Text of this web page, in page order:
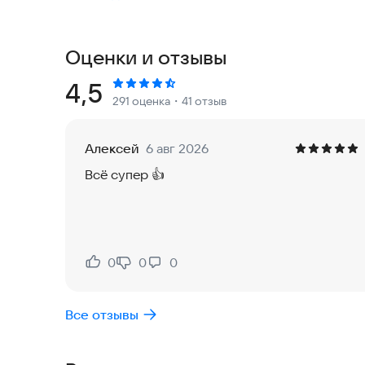
Уже более 30 миллионов пользователей
Что делает Kiss Me особенным?
- Находите новых друзей, собеседников и
- Общайтесь с людьми рядом с вами или из
- Настраивайте уровень своей анонимности и
Игровые механики для знакомства и общения
общение более интерактивным.
Оценки и отзывы
Рейтинг:
4,5 291 оценка ・41 отзыв
Алексей 6 авг 2026
Всё супер 👍
Нравится:
0
Не нравится:
0 0
Все отзывы